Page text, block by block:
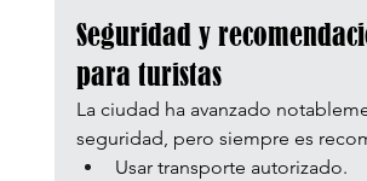
Seguridad y
para turistas
La ciudad ha avanzado
seguridad, pero siempre es
Usar transporte autorizado.